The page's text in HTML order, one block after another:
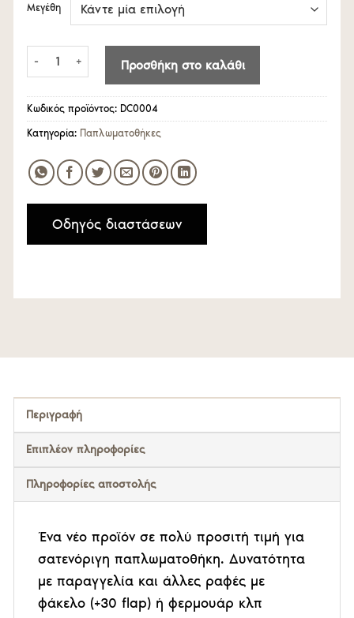
through
Μεγέθη
Παπλωματοθήκη Satin stripe 1cm Easy Care 240T (ραφή
Προσθήκη στο καλάθι
Κωδικός προϊόντος: DC0004
Κατηγορία: Παπλωματοθήκες
Οδηγός διαστάσεων
Περιγραφή
Επιπλέον πληροφορίες
Πληροφορίες αποστολής
Ένα νέο προϊόν σε πολύ προσιτή τιμή για
σατενόριγη παπλωματοθήκη. Δυνατότητα
με παραγγελία και άλλες ραφές με
φάκελο (+30 flap) ή φερμουάρ κλπ